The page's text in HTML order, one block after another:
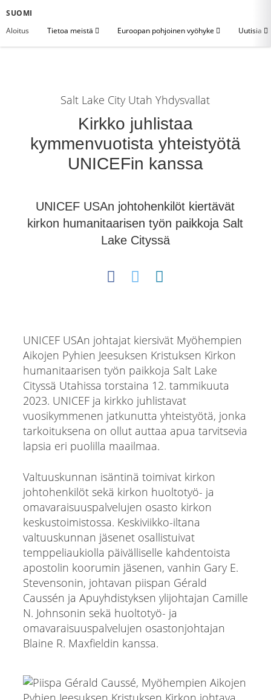
SUOMI
Aloitus
Tietoa meistä Euroopan pohjoinen vyöhyke Uutisia
Salt Lake City Utah Yhdysvallat
Kirkko juhlistaa
kymmenvuotista yhteistyötä
UNICEFin kanssa
UNICEF USAn johtohenkilöt kiertävät
kirkon humanitaarisen työn paikkoja Salt
Lake Cityssä
UNICEF USAn johtajat kiersivät Myöhempien
Aikojen Pyhien Jeesuksen Kristuksen Kirkon
humanitaarisen työn paikkoja Salt Lake
Cityssä Utahissa torstaina 12. tammikuuta
2023. UNICEF ja kirkko juhlistavat
vuosikymmenen jatkunutta yhteistyötä, jonka
tarkoituksena on ollut auttaa apua tarvitsevia
lapsia eri puolilla maailmaa.
Valtuuskunnan isäntinä toimivat kirkon
johtohenkilöt sekä kirkon huoltotyö- ja
omavaraisuuspalvelujen osasto kirkon
keskustoimistossa. Keskiviikko-iltana
valtuuskunnan jäsenet osallistuivat
temppeliaukiolla päivälliselle kahdentoista
apostolin koorumin jäsenen, vanhin Gary E.
Stevensonin, johtavan piispan Gérald
Caussén ja Apuyhdistyksen ylijohtajan Camille
N. Johnsonin sekä huoltotyö- ja
omavaraisuuspalvelujen osastonjohtajan
Blaine R. Maxfieldin kanssa.